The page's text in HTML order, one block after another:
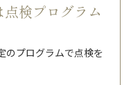
検プログラム
のプログラムで点検を